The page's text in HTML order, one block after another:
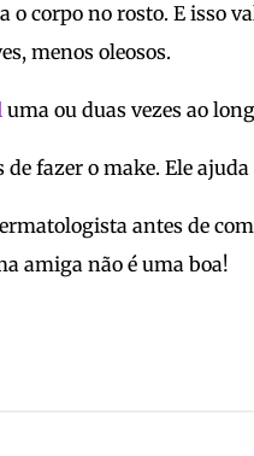
o corpo no rosto. E isso
menos oleosos.
uma ou duas vezes ao
fazer o make. Ele
antes de
amiga não é uma boa!